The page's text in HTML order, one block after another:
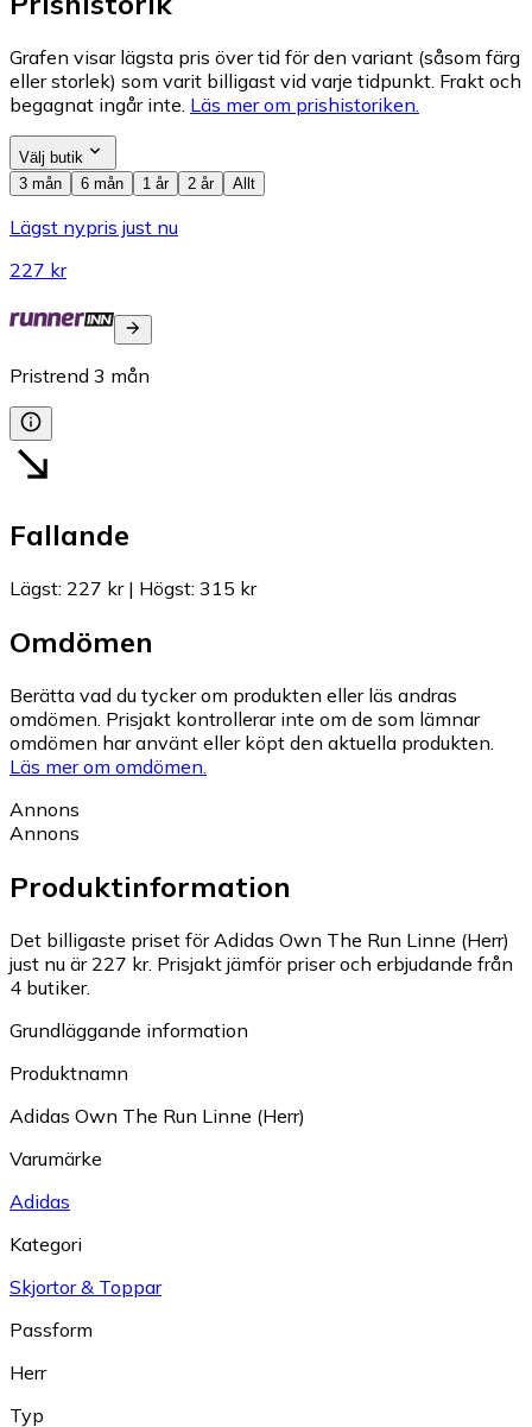
Grafen visar lägsta pris över tid för den variant (såsom färg
eller storlek) som varit billigast vid varje tidpunkt. Frakt och
begagnat ingår inte. Läs mer om prishistoriken.
Välj butik
3 mån
6 mån 1 år 2 år Allt
Lägst nypris just nu
227 kr
Pristrend 3 mån
Fallande
Lägst: 227 kr| Högst: 315 kr
Omdömen
Berätta vad du tycker om produkten eller läs andras
omdömen. Prisjakt kontrollerar inte om de som lämnar
omdömen har använt eller köpt den aktuella produkten.
Läs mer om omdömen.
Annons
Annons
Produktinformation
Det billigaste priset för Adidas Own The Run Linne (Herr)
just nu är 227 kr. Prisjakt jämför priser och erbjudande från
4 butiker.
Grundläggande information
Produktnamn
Adidas Own The Run Linne (Herr)
Varumärke
Adidas
Kategori
Skjortor & Toppar
Passform
Herr
Typ